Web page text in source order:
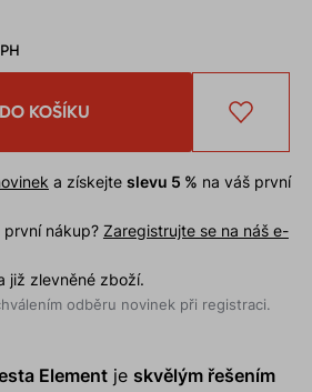
KOŠÍKU
a získejte slevu 5 % na váš první
první nákup? Zaregistrujte se na náš e-
již zlevněné zboží.
odběru novinek při registraci.
Elementje skvělým řešením